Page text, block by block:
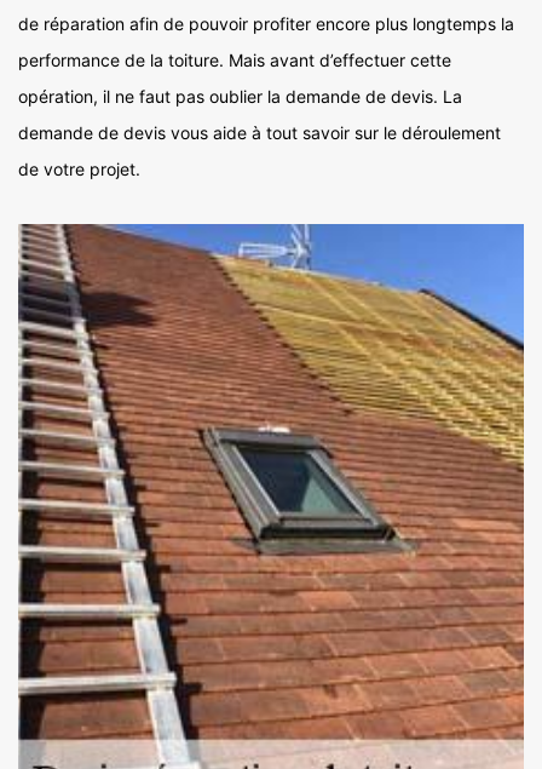
de réparation afin de pouvoir profiter encore plus longtemps la
performance de la toiture. Mais avant d’effectuer cette
opération, il ne faut pas oublier la demande de devis. La
demande de devis vous aide à tout savoir sur le déroulement
de votre projet.